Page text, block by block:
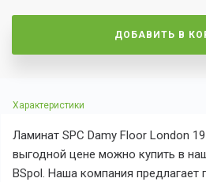
ДОБАВИТЬ В
Характеристики
Ламинат SPC Damy Floor London
выгодной цене можно купить в
BSpol. Наша компания предлагает